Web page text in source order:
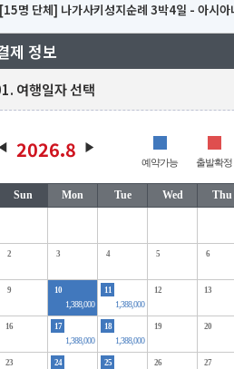
[15명 단체] 나가사키성지순례 3박4일 - 아시아
제 정보
여행일자 선택
2026.8 예약가능 출발확정
Sun Mon Tue Wed Thu
2 3 4 5 6
9 10
1,388,000
11
1,388,000
12 13
16 17
1,388,000
18
1,388,000
19 20
23 24 25 26 27